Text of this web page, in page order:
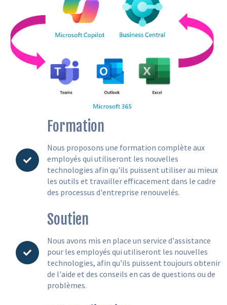
Formation
Nous proposons une formation complète aux
employés qui utiliseront les nouvelles
technologies afin qu'ils puissent utiliser au mieux
les outils et travailler efficacement dans le cadre
des processus d'entreprise renouvelés.
Soutien
Nous avons mis en place un service d'assistance
pour les employés qui utiliseront les nouvelles
technologies, afin qu'ils puissent toujours obtenir
de l'aide et des conseils en cas de questions ou de
problèmes.